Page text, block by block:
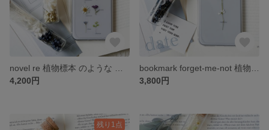
4,200円
3,800円
残り1点